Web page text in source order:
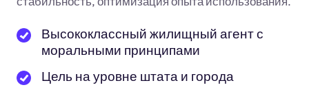
Высококлассный жилищный агент с
моральными принципами
Цель на уровне штата и города